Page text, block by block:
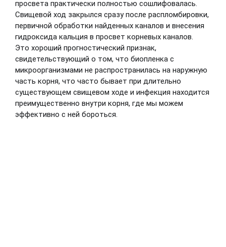
просвета практически полностью сошлифовалась.
Свищевой ход закрылся сразу после распломбировки,
первичной обработки найденных каналов и внесения
гидроксида кальция в просвет корневых каналов.
Это хороший прогностический признак,
свидетельствующий о том, что биопленка с
микроорганизмами не распространилась на наружную
часть корня, что часто бывает при длительно
существующем свищевом ходе и инфекция находится
преимущественно внутри корня, где мы можем
эффективно с ней бороться.